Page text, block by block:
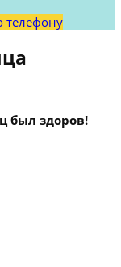
телефону
был здоров!